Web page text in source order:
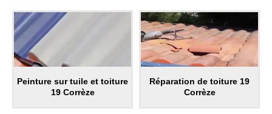
Peinture sur tuile et toiture
19 Corrèze
Réparation de toiture 19
Corrèze